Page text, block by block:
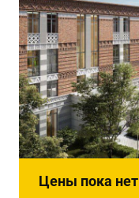
Цены пока нет